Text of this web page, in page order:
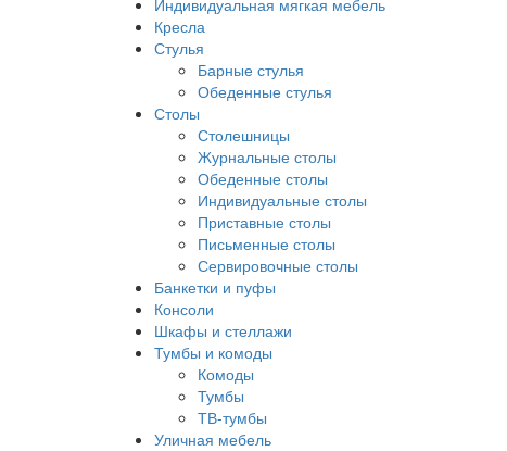
Кресла
Стулья
Барные стулья
Обеденные стулья
Столы
Столешницы
Журнальные столы
Обеденные столы
Индивидуальные столы
Приставные столы
Письменные столы
Сервировочные столы
Банкетки и пуфы
Консоли
Шкафы и стеллажи
Тумбы и комоды
Комоды
Тумбы
ТВ-тумбы
Уличная мебель